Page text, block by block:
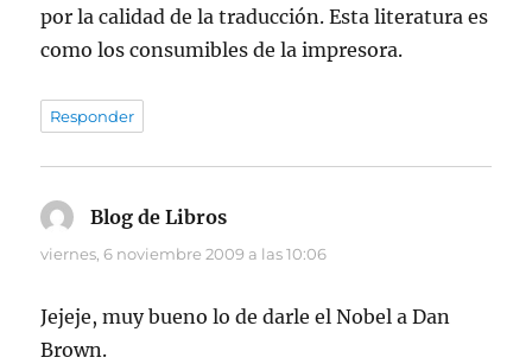
por la calidad de la traducción. Esta literatura es
como los consumibles de la impresora.
Responder
Blog de Libros
viernes, 6 noviembre 2009 a las 10:06
Jejeje, muy bueno lo de darle el Nobel a Dan
Brown.